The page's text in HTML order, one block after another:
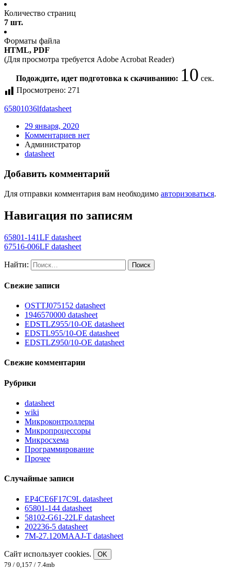
Количество страниц
7 шт.
Форматы файла
HTML, PDF
(Для просмотра требуется Adobe Acrobat Reader)
Подождите, идет подготовка к скачиванию: 10 сек.
Просмотрено: 271
65801036lfdatasheet
29 января, 2020
Комментариев нет
Администратор
datasheet
Добавить комментарий
Для отправки комментария вам необходимо авторизоваться.
Навигация по записям
65801-141LF datasheet
67516-006LF datasheet
Найти:
Свежие записи
OSTTJ075152 datasheet
1946570000 datasheet
EDSTLZ955/10-OE datasheet
EDSTL955/10-OE datasheet
EDSTLZ950/10-OE datasheet
Свежие комментарии
Рубрики
datasheet
wiki
Микроконтроллеры
Микропроцессоры
Микросхема
Программирование
Прочее
Случайные записи
EP4CE6F17C9L datasheet
65801-144 datasheet
58102-G61-22LF datasheet
202236-5 datasheet
7M-27.120MAAJ-T datasheet
Сайт использует cookies.
OK
79 / 0,157 / 7.4mb